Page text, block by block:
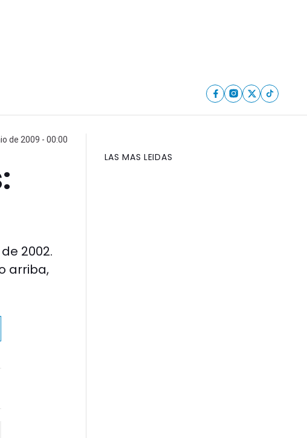
de 2009 - 00:00
2002.
arriba,
LAS MAS LEIDAS